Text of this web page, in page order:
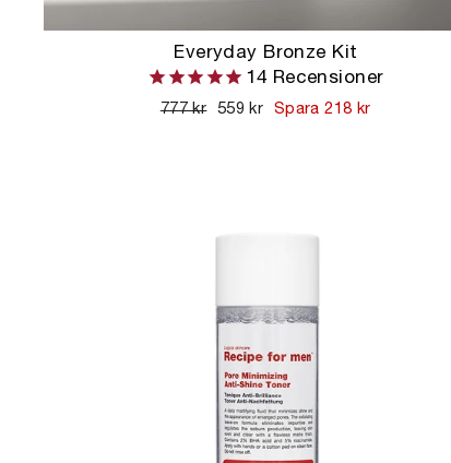
Everyday Bronze Kit
14Recensioner
Ordinarie
777 kr Kampanjpris
559 kr Spara 218 kr